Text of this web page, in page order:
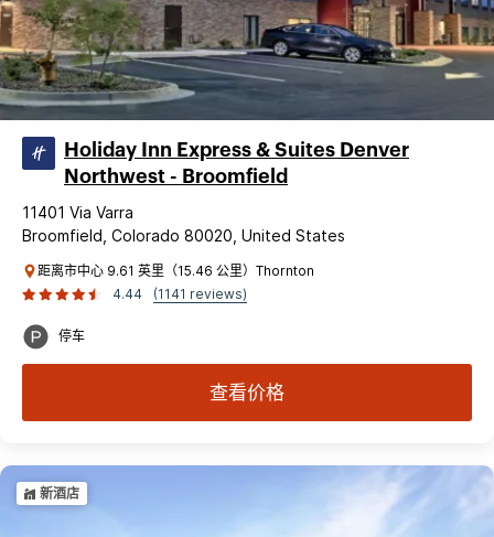
Holiday Inn Express & Suites Denver
Northwest - Broomfield
11401 Via Varra
Broomfield, Colorado 80020, United States
距离市中心 9.61 英里（15.46 公里）Thornton
4.44
(1141 reviews)
停车
查看价格
新酒店